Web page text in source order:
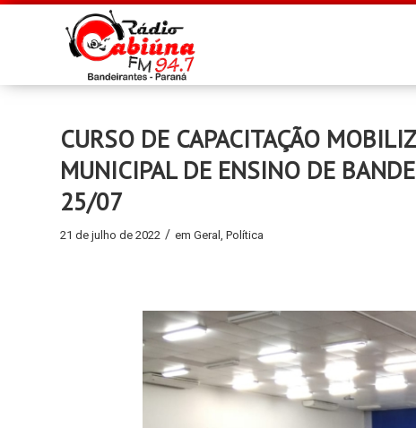
CURSO DE CAPACITAÇÃO
MUNICIPAL DE ENSINO DE
25/07
21 de julho de 2022 / em Geral , Política